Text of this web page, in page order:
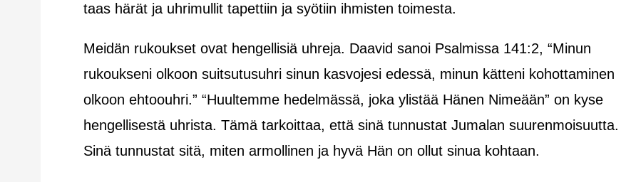
taas härät ja uhrimullit tapettiin ja syötiin ihmisten toimesta.
Meidän rukoukset ovat hengellisiä uhreja. Daavid sanoi Psalmissa 141:2, “Minun
rukoukseni olkoon suitsutusuhri sinun kasvojesi edessä, minun kätteni kohottaminen
olkoon ehtoouhri.” “Huultemme hedelmässä, joka ylistää Hänen Nimeään” on kyse
hengellisestä uhrista. Tämä tarkoittaa, että sinä tunnustat Jumalan suurenmoisuutta.
Sinä tunnustat sitä, miten armollinen ja hyvä Hän on ollut sinua kohtaan.